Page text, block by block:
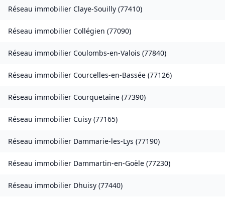
Réseau immobilier Claye-Souilly (77410)
Réseau immobilier Collégien (77090)
Réseau immobilier Coulombs-en-Valois (77840)
Réseau immobilier Courcelles-en-Bassée (77126)
Réseau immobilier Courquetaine (77390)
Réseau immobilier Cuisy (77165)
Réseau immobilier Dammarie-les-Lys (77190)
Réseau immobilier Dammartin-en-Goële (77230)
Réseau immobilier Dhuisy (77440)